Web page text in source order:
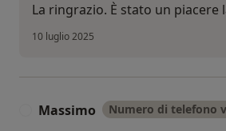
La ringrazio. È stato un piacere
10 luglio 2025
Massimo Numero di telefono